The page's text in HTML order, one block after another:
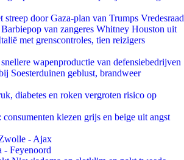
streep door Gaza-plan van Trumps Vredesraad
van zangeres Whitney Houston uit
met grenscontroles, tien reizigers
wapenproductie van defensiebedrijven
Soesterduinen geblust, brandweer
diabetes en roken vergroten risico op
consumenten kiezen grijs en beige uit angst
- Ajax
- Feyenoord